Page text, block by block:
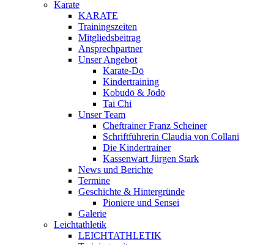
Karate
KARATE
Trainingszeiten
Mitgliedsbeitrag
Ansprechpartner
Unser Angebot
Karate-Dō
Kindertraining
Kobudō & Jōdō
Tai Chi
Unser Team
Cheftrainer Franz Scheiner
Schriftführerin Claudia von Collani
Die Kindertrainer
Kassenwart Jürgen Stark
News und Berichte
Termine
Geschichte & Hintergründe
Pioniere und Sensei
Galerie
Leichtathletik
LEICHTATHLETIK